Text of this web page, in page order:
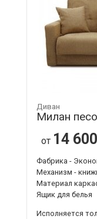
Диван
Милан
от 14 600
Фабрика -
Механизм -
Материал
Ящик для белья
Исполняется